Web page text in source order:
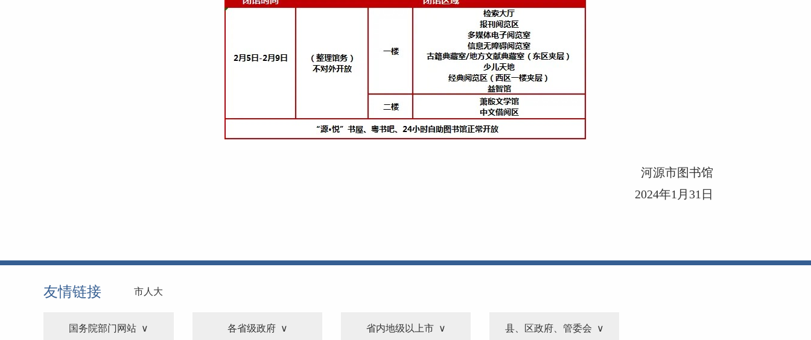
河源市图书馆
2024年1月31日
友情链接 市人大
国务院部门网站 各省级政府 省内地级以上市 县、区政府、管委会